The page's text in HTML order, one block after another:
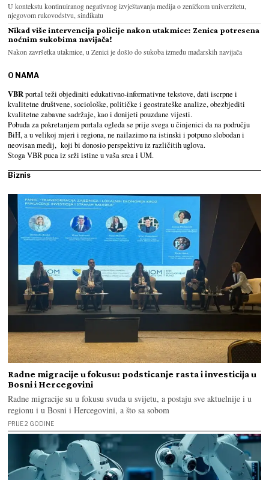
U kontekstu kontinuiranog negativnog izvještavanja medija o zeničkom univerzitetu,
njegovom rukovodstvu, sindikatu
Nikad više intervencija policije nakon utakmice: Zenica potresena
noćnim sukobima navijača!
Nakon završetka utakmice, u Zenici je došlo do sukoba između mađarskih navijača
O NAMA
VBRportal teži objediniti edukativno-informativne tekstove, dati iscrpne i
kvalitetne društvene, sociološke, političke i geostrateške analize, obezbjediti
kvalitetne zabavne sadržaje, kao i donijeti pouzdane vijesti.
Pobuda za pokretanjem portala ogleda se prije svega u činjenici da na području
BiH, a u velikoj mjeri i regiona, ne nailazimo na istinski i potpuno slobodan i
neovisan medij, koji bi donosio perspektivu iz različitih uglova.
Stoga VBR puca iz srži istine u vaša srca i UM.
Biznis
Radne migracije u fokusu: podsticanje rasta i investicija u
Bosni i Hercegovini
Radne migracije su u fokusu svuda u svijetu, a postaju sve aktuelnije i u
regionu i u Bosni i Hercegovini, a što sa sobom
PRIJE 2 GODINE